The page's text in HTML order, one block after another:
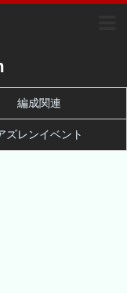
編成関連
ズレンイベント